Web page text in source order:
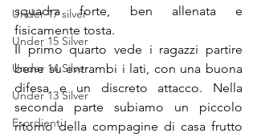
Under 17 silver
Under 15 Silver
Under 14 Silver
Under 13 Silver
Esordienti
squadra forte, ben allenata e
fisicamente tosta.
Il primo quarto vede i ragazzi partire
bene su entrambi i lati, con una buona
difesa e un discreto attacco. Nella
seconda parte subiamo un piccolo
ritorno della compagine di casa frutto